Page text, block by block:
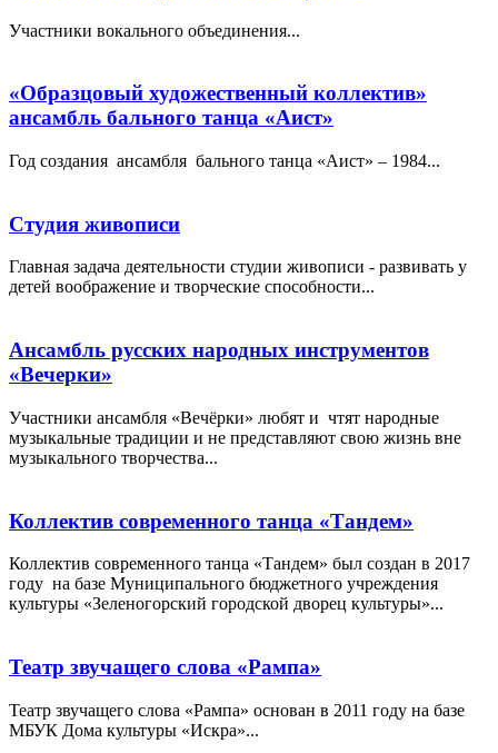
Участники вокального объединения...
«Образцовый художественный коллектив»
ансамбль бального танца «Аист»
Год создания ансамбля бального танца «Аист» – 1984...
Студия живописи
Главная задача деятельности студии живописи - развивать у
детей воображение и творческие способности...
Ансамбль русских народных инструментов
«Вечерки»
Участники ансамбля «Вечёрки» любят и чтят народные
музыкальные традиции и не представляют свою жизнь вне
музыкального творчества...
Коллектив современного танца «Тандем»
Коллектив современного танца «Тандем» был создан в 2017
году на базе Муниципального бюджетного учреждения
культуры «Зеленогорский городской дворец культуры»...
Театр звучащего слова «Рампа»
Театр звучащего слова «Рампа» основан в 2011 году на базе
МБУК Дома культуры «Искра»...